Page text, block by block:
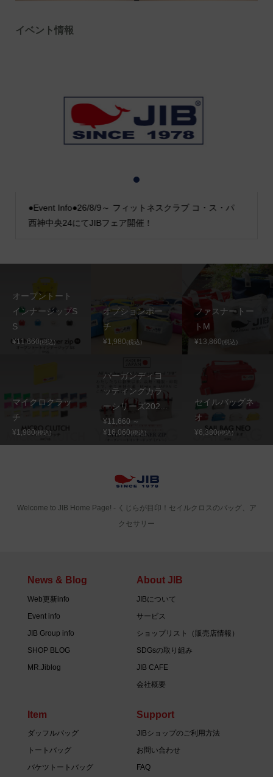
イベント情報
●Event Info●26/8/9～ フィットネスクラブ コ・ス・パ
西神中央24にてJIBフェア開催！
2
オープントート
インナージップS
S
¥11,660(税込)
オプションポー
チ
¥1,980(税込)
ファスナートー
トM
¥13,860(税込)
マイクロクラッ
チ
¥1,980(税込)
バーガンディヨ
ッティングカラ
ーシリーズ202...
¥11,660 ～
¥16,060(税込)
セイルバッグネ
オ
¥6,380(税込)
Welcome to JIB Home Page! ‐ くじらが目印！セイルクロスのバッグ、ア
クセサリー
News & Blog
Web更新info
Event info
JIB Group info
SHOP BLOG
MR.Jiblog
About JIB
JIBについて
サービス
ショップリスト（販売店情報）
SDGsの取り組み
JIB CAFE
会社概要
Item
ダッフルバッグ
トートバッグ
バケツトートバッグ
Support
JIBショップのご利用方法
お問い合わせ
FAQ